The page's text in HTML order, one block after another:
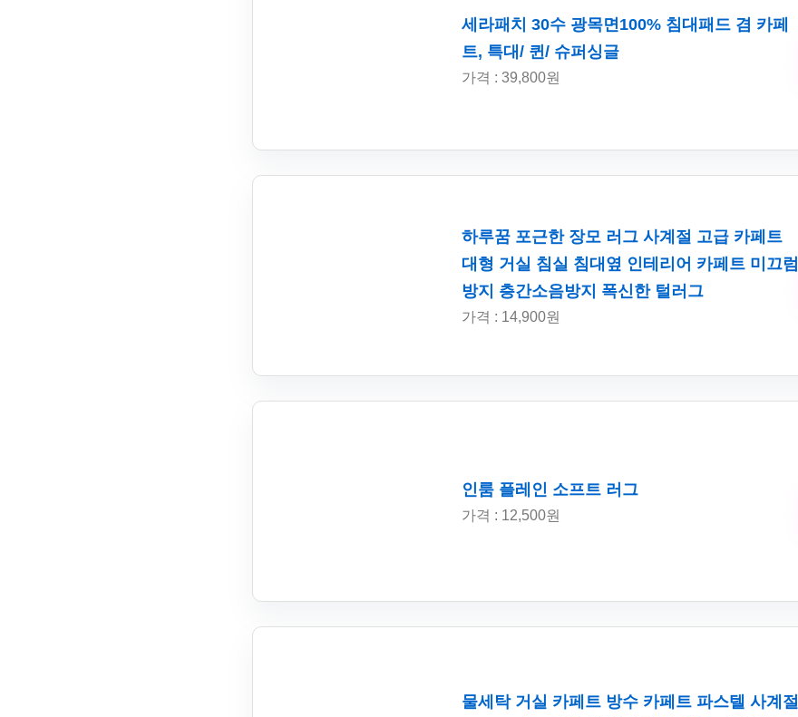
세라패치 30수 광목면100% 침대패드 겸 카페
트, 특대/ 퀸/ 슈퍼싱글
가격 : 39,800원
하루꿈 포근한 장모 러그 사계절 고급 카페트
대형 거실 침실 침대옆 인테리어 카페트 미끄럼
방지 층간소음방지 폭신한 털러그
가격 : 14,900원
인룸 플레인 소프트 러그
가격 : 12,500원
물세탁 거실 카페트 방수 카페트 파스텔 사계절